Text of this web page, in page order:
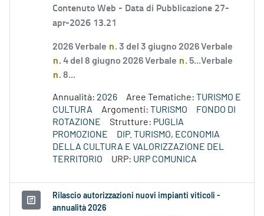
Contenuto Web - Data di Pubblicazione 27-
apr-2026 13.21
2026 Verbale n. 3 del 3 giugno 2026 Verbale
n. 4 del 8 giugno 2026 Verbale n. 5...Verbale
n. 8...
Annualità: 2026 Aree Tematiche: TURISMO E
CULTURA
Argomenti: TURISMO
FONDO DI
ROTAZIONE
Strutture: PUGLIA
PROMOZIONE
DIP. TURISMO, ECONOMIA
DELLA CULTURA E VALORIZZAZIONE DEL
TERRITORIO
URP: URP COMUNICA
Rilascio autorizzazioni nuovi impianti viticoli -
annualità 2026